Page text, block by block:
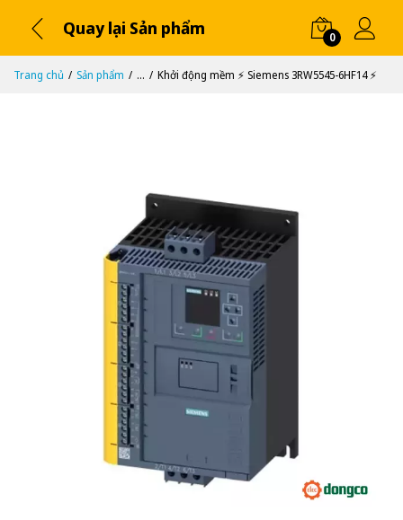
Quay lại Sản phẩm 0
Trang chủ Sản phẩm ... Khởi động mềm ⚡️ Siemens 3RW5545-6HF14 ⚡️